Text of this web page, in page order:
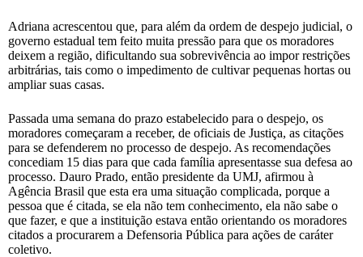
Adriana acrescentou que, para além da ordem de despejo judicial, o
governo estadual tem feito muita pressão para que os moradores
deixem a região, dificultando sua sobrevivência ao impor restrições
arbitrárias, tais como o impedimento de cultivar pequenas hortas ou
ampliar suas casas.
Passada uma semana do prazo estabelecido para o despejo, os
moradores começaram a receber, de oficiais de Justiça, as citações
para se defenderem no processo de despejo. As recomendações
concediam 15 dias para que cada família apresentasse sua defesa ao
processo. Dauro Prado, então presidente da UMJ, afirmou à
Agência Brasil que esta era uma situação complicada, porque a
pessoa que é citada, se ela não tem conhecimento, ela não sabe o
que fazer, e que a instituição estava então orientando os moradores
citados a procurarem a Defensoria Pública para ações de caráter
coletivo.